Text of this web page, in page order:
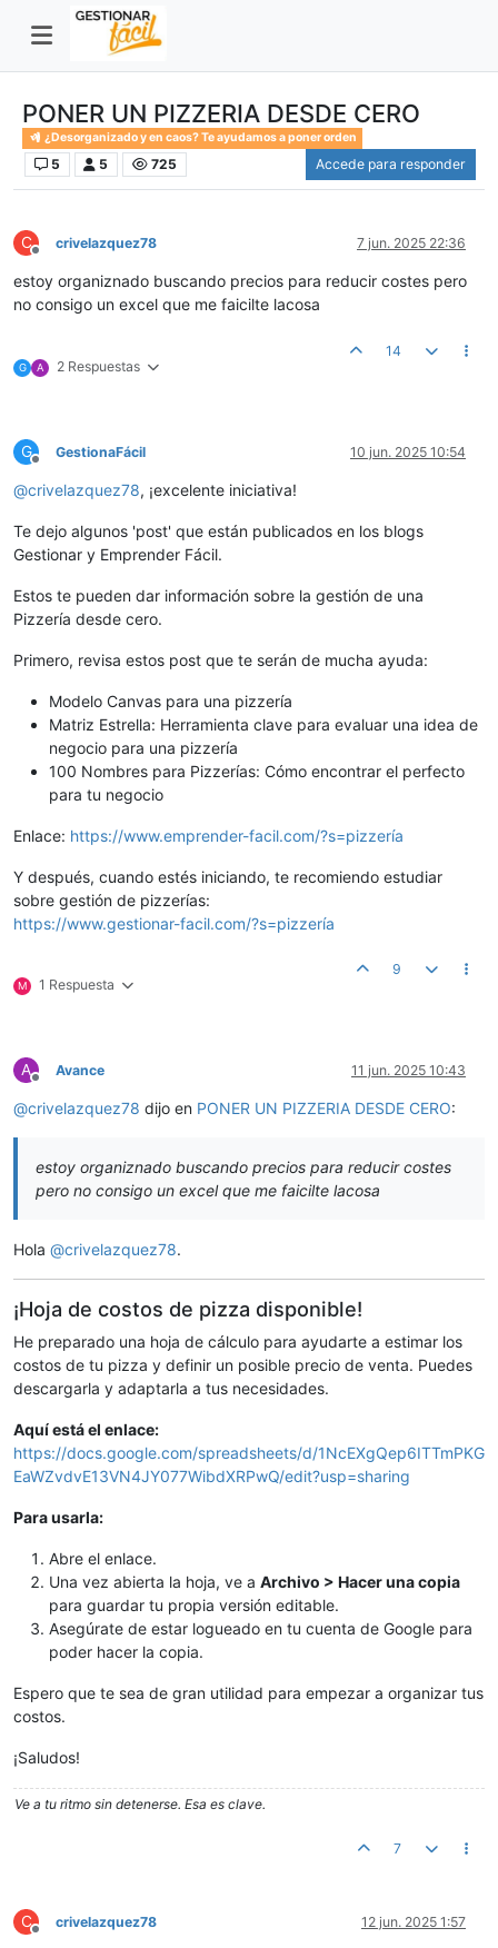
PONER UN PIZZERIA DESDE CERO
¿Desorganizado y en caos? Te ayudamos a poner orden
5 5 725 Accede para responder
C
Desconectado
crivelazquez78 7 jun. 2025 22:36
estoy organiznado buscando precios para reducir costes pero
no consigo un excel que me faicilte lacosa
G A 2 Respuestas
14
G
Desconectado
GestionaFácil 10 jun. 2025 10:54
@crivelazquez78, ¡excelente iniciativa!
Te dejo algunos 'post' que están publicados en los blogs
Gestionar y Emprender Fácil.
Estos te pueden dar información sobre la gestión de una
Pizzería desde cero.
Primero, revisa estos post que te serán de mucha ayuda:
Modelo Canvas para una pizzería
Matriz Estrella: Herramienta clave para evaluar una idea de
negocio para una pizzería
100 Nombres para Pizzerías: Cómo encontrar el perfecto
para tu negocio
Enlace: https://www.emprender-facil.com/?s=pizzería
Y después, cuando estés iniciando, te recomiendo estudiar
sobre gestión de pizzerías:
https://www.gestionar-facil.com/?s=pizzería
M 1 Respuesta
9
A
Desconectado
Avance 11 jun. 2025 10:43
@crivelazquez78 dijo en PONER UN PIZZERIA DESDE CERO:
estoy organiznado buscando precios para reducir costes
pero no consigo un excel que me faicilte lacosa
Hola @crivelazquez78.
¡Hoja de costos de pizza disponible!
He preparado una hoja de cálculo para ayudarte a estimar los
costos de tu pizza y definir un posible precio de venta. Puedes
descargarla y adaptarla a tus necesidades.
Aquí está el enlace:
https://docs.google.com/spreadsheets/d/1NcEXgQep6ITTmPKG
EaWZvdvE13VN4JY077WibdXRPwQ/edit?usp=sharing
Para usarla:
Abre el enlace.
Una vez abierta la hoja, ve a Archivo > Hacer una copia
para guardar tu propia versión editable.
Asegúrate de estar logueado en tu cuenta de Google para
poder hacer la copia.
Espero que te sea de gran utilidad para empezar a organizar tus
costos.
¡Saludos!
Ve a tu ritmo sin detenerse. Esa es clave.
7
C
Desconectado
crivelazquez78 12 jun. 2025 1:57